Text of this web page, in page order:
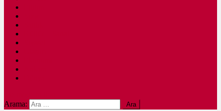
Arama: